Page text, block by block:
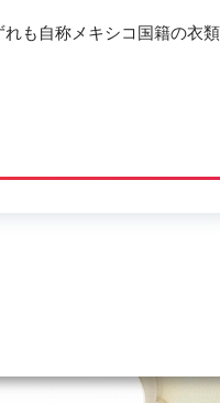
も自称メキシコ国籍の衣